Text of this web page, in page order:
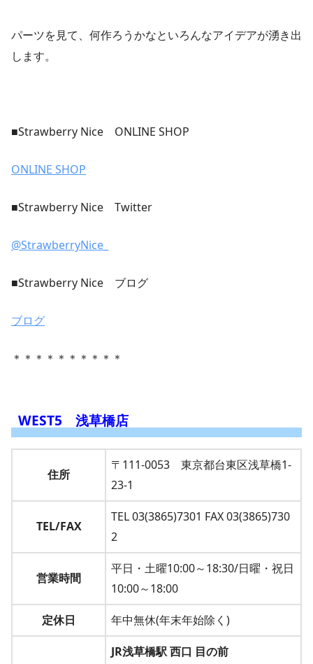
パーツを見て、何作ろうかなといろんなアイデアが湧き出
します。
■Strawberry Nice ONLINE SHOP
ONLINE SHOP
■Strawberry Nice Twitter
@StrawberryNice_
■Strawberry Nice ブログ
ブログ
＊＊＊＊＊＊＊＊＊＊
WEST5 浅草橋店
住所
〒111-0053 東京都台東区浅草橋1-
23-1
TEL/FAX
TEL 03(3865)7301 FAX 03(3865)730
2
営業時間
平日・土曜10:00～18:30/日曜・祝日
10:00～18:00
定休日 年中無休(年末年始除く)
JR浅草橋駅 西口 目の前